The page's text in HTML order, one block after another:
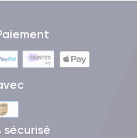
sécurisé